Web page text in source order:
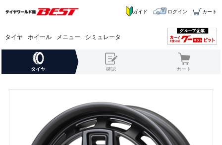
タイヤ ホイール メニュー シミュレータ
ガイド ログイン カート
タイヤ 確認 カート